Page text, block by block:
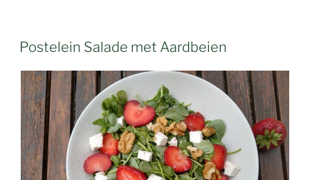
Postelein Salade met Aardbeien